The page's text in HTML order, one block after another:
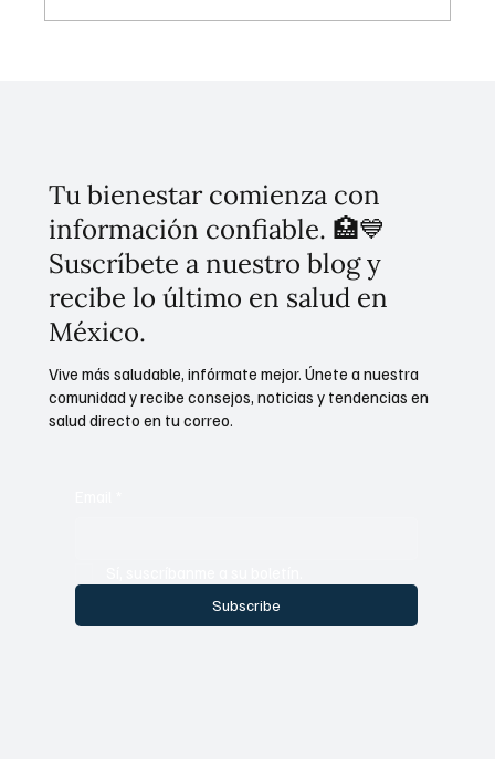
Tu bienestar comienza con
información confiable. 🏥💙
Suscríbete a nuestro blog y
recibe lo último en salud en
México.
Subscribe
Vive más saludable, infórmate mejor. Únete a nuestra
comunidad y recibe consejos, noticias y tendencias en
salud directo en tu correo.